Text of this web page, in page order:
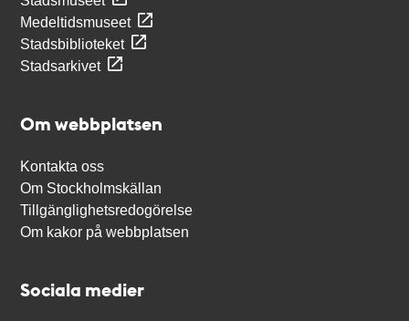
Medeltidsmuseet
Stadsbiblioteket
Stadsarkivet
Om webbplatsen
Kontakta oss
Om Stockholmskällan
Tillgänglighetsredogörelse
Om kakor på webbplatsen
Sociala medier